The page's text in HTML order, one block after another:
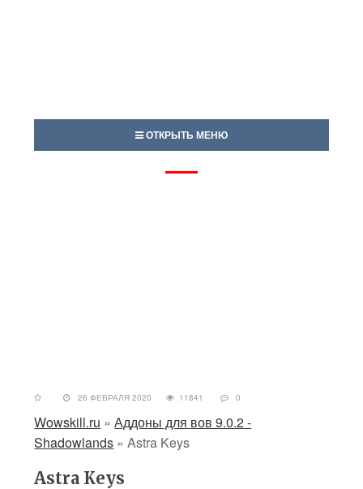
ОТКРЫТЬ МЕНЮ
26 ФЕВРАЛЯ 2020 11841 0
Wowskill.ru »Аддоны для вов 9.0.2 -
Shadowlands »Astra Keys
Astra Keys